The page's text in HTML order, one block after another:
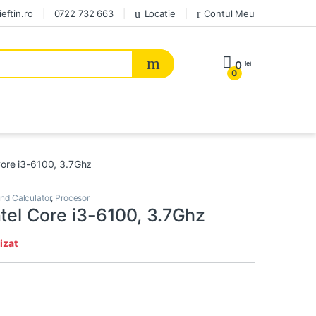
0722 732 663 Locatie Contul Meu
0
0 lei
i3-6100, 3.7Ghz
Calculator, Procesor
Core i3-6100, 3.7Ghz